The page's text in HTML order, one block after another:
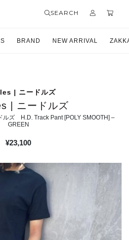
SEARCH
BRAND NEW ARRIVAL
| ニードルズ
| ニードルズ
ルズ H.D. Track Pant [POLY SMOOTH] –
GREEN
¥23,100